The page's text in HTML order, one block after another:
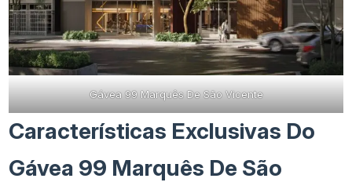
Gávea 99 Marquês De São Vicente
Características Exclusivas Do
Gávea 99 Marquês De São